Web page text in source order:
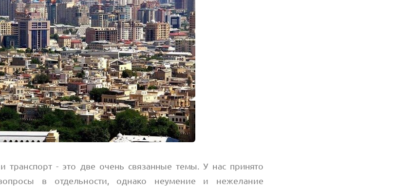
и транспорт - это две очень связанные темы. У нас принято
в отдельности, однако неумение и нежелание